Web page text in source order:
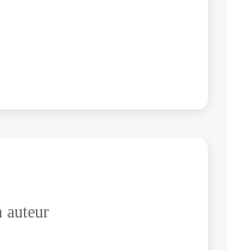
auteur